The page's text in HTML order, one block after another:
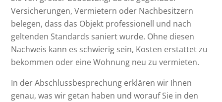
Versicherungen, Vermietern oder Nachbesitzern
belegen, dass das Objekt professionell und nach
geltenden Standards saniert wurde. Ohne diesen
Nachweis kann es schwierig sein, Kosten erstattet zu
bekommen oder eine Wohnung neu zu vermieten.
In der Abschlussbesprechung erklären wir Ihnen
genau, was wir getan haben und worauf Sie in den